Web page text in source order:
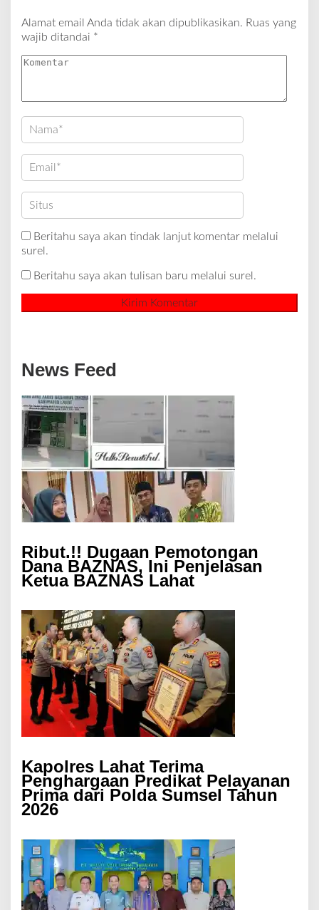
Alamat email Anda tidak akan dipublikasikan. Ruas yang
wajib ditandai *
Beritahu saya akan tindak lanjut komentar melalui
surel.
Beritahu saya akan tulisan baru melalui surel.
News Feed
Ribut.!! Dugaan Pemotongan
Dana BAZNAS, Ini Penjelasan
Ketua BAZNAS Lahat
Kapolres Lahat Terima
Penghargaan Predikat Pelayanan
Prima dari Polda Sumsel Tahun
2026